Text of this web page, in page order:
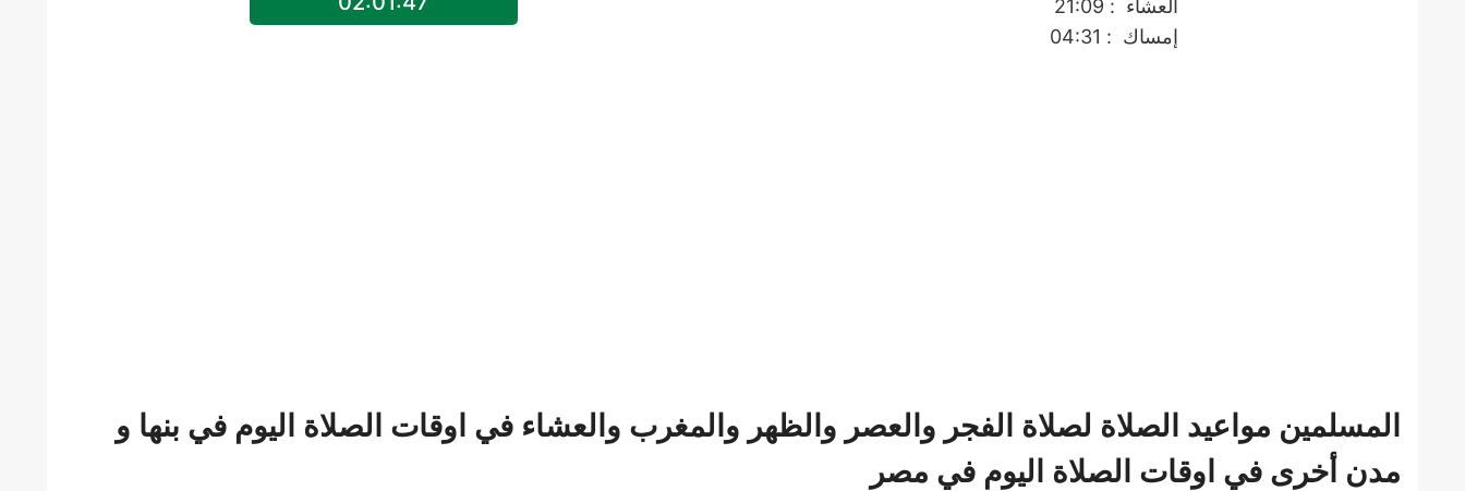
العشاء : 21:09
إمساك : 04:31
المسلمين مواعيد الصلاة لصلاة الفجر والعصر والظهر والمغرب والعشاء في اوقات الصلاة اليوم في بنها و
مدن أخرى في اوقات الصلاة اليوم في مصر